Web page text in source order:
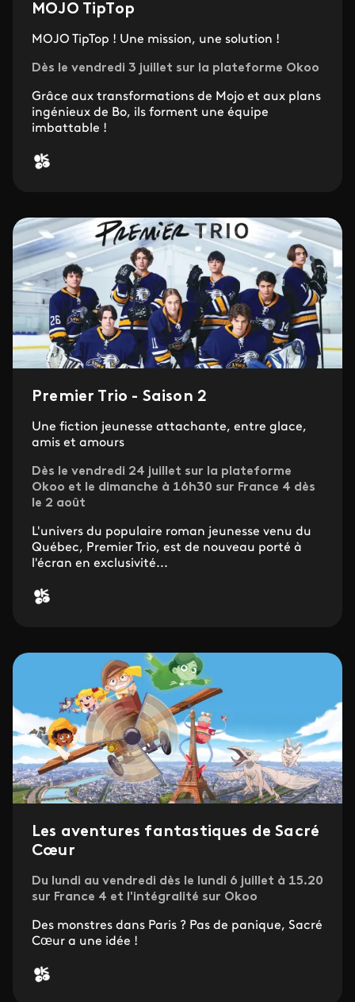
MOJO TipTop
MOJO TipTop ! Une mission, une solution !
Dès le vendredi 3 juillet sur la plateforme Okoo
Grâce aux transformations de Mojo et aux plans
ingénieux de Bo, ils forment une équipe
imbattable !
Premier Trio - Saison 2
Une fiction jeunesse attachante, entre glace,
amis et amours
Dès le vendredi 24 juillet sur la plateforme
Okoo et le dimanche à 16h30 sur France 4 dès
le 2 août
L'univers du populaire roman jeunesse venu du
Québec, Premier Trio, est de nouveau porté à
l'écran en exclusivité...
Les aventures fantastiques de Sacré
Cœur
Du lundi au vendredi dès le lundi 6 juillet à 15.20
sur France 4 et l'intégralité sur Okoo
Des monstres dans Paris ? Pas de panique, Sacré
Cœur a une idée !